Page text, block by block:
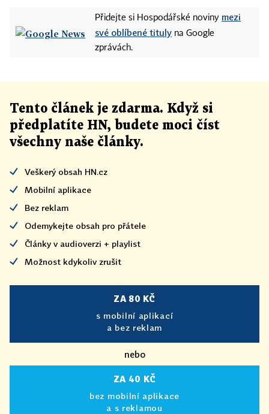
Přidejte si Hospodářské noviny mezi
své oblíbené tituly na Google
zprávách.
Tento článek je zdarma. Když si
předplatíte HN, budete moci číst
všechny naše články.
Veškerý obsah HN.cz
Mobilní aplikace
Bez reklam
Odemykejte obsah pro přátele
Články v audioverzi + playlist
Možnost kdykoliv zrušit
ZA 80 KČ
s mobilní aplikací
a bez reklam
nebo
ZA 40 KČ
bez mobilní aplikace
a s reklamou